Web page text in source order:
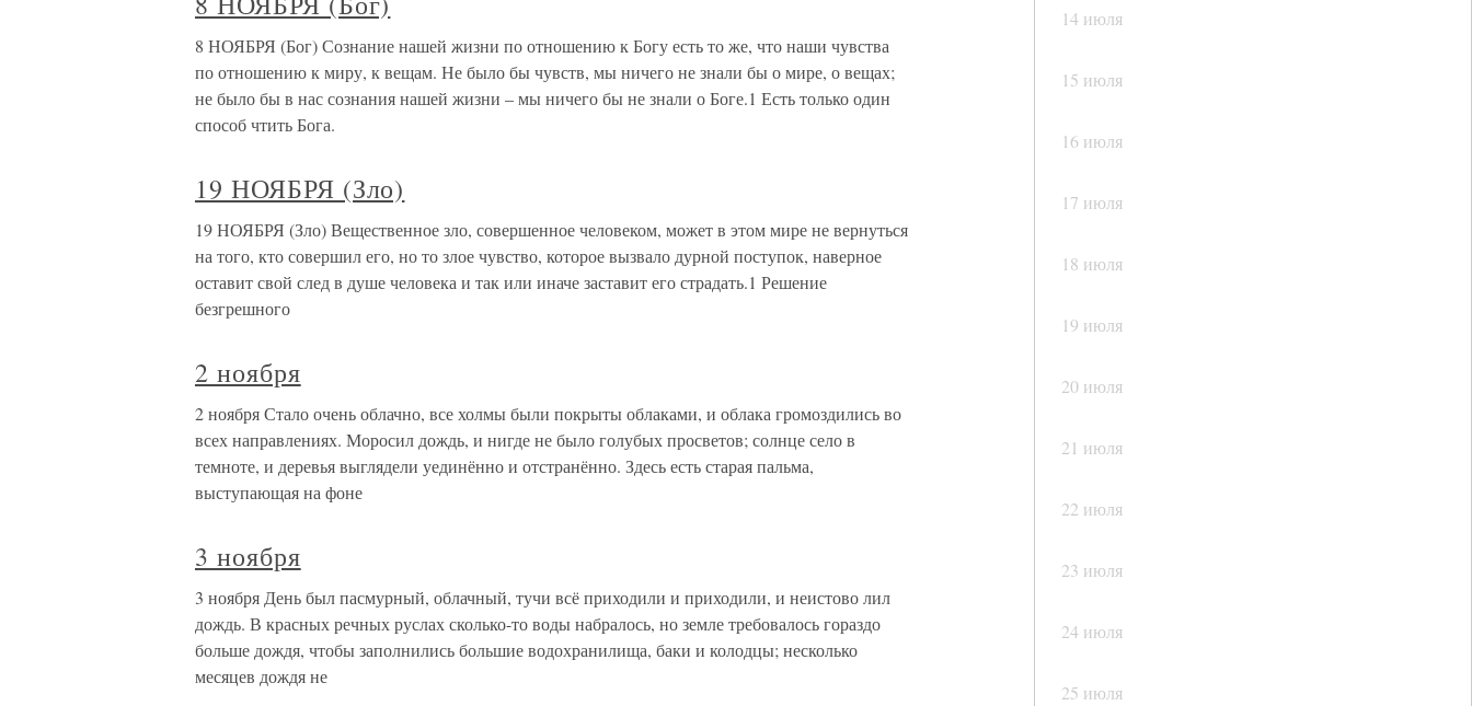
14 июля
15 июля
16 июля
17 июля
18 июля
19 июля
20 июля
21 июля
22 июля
23 июля
24 июля
25 июля
8 НОЯБРЯ (Бог) Сознание нашей жизни по отношению к Богу есть то же, что наши чувства
по отношению к миру, к вещам. Не было бы чувств, мы ничего не знали бы о мире, о вещах;
не было бы в нас сознания нашей жизни – мы ничего бы не знали о Боге.1 Есть только один
способ чтить Бога.
19 НОЯБРЯ (Зло)
19 НОЯБРЯ (Зло) Вещественное зло, совершенное человеком, может в этом мире не вернуться
на того, кто совершил его, но то злое чувство, которое вызвало дурной поступок, наверное
оставит свой след в душе человека и так или иначе заставит его страдать.1 Решение
безгрешного
2 ноября
2 ноября Стало очень облачно, все холмы были покрыты облаками, и облака громоздились во
всех направлениях. Моросил дождь, и нигде не было голубых просветов; солнце село в
темноте, и деревья выглядели уединённо и отстранённо. Здесь есть старая пальма,
выступающая на фоне
3 ноября
3 ноября День был пасмурный, облачный, тучи всё приходили и приходили, и неистово лил
дождь. В красных речных руслах сколько-то воды набралось, но земле требовалось гораздо
больше дождя, чтобы заполнились большие водохранилища, баки и колодцы; несколько
месяцев дождя не